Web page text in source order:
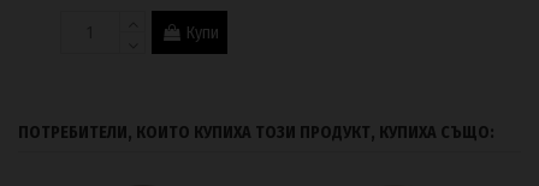
Купи
ПОТРЕБИТЕЛИ, КОИТО КУПИХА ТОЗИ ПРОДУКТ, КУПИХА СЪЩО: